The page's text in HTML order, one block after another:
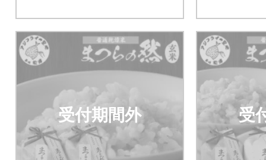
受付期間外 受